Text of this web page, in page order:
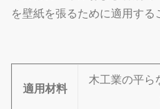
を壁紙を張るために適用する
適用材料
木工業の平ら